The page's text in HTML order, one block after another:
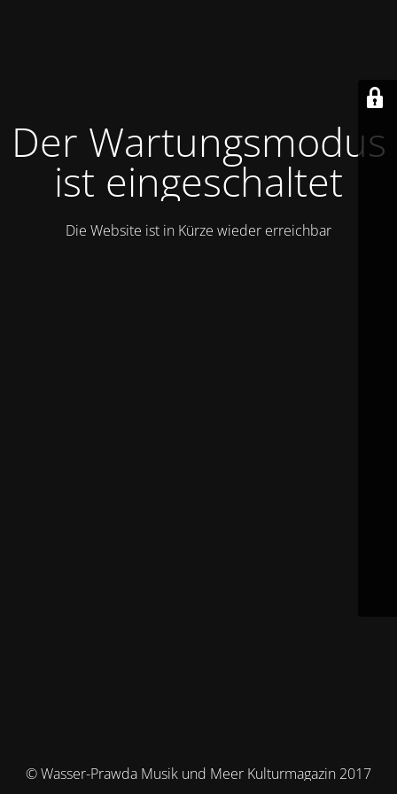
Der Wartungsmodus
ist eingeschaltet
Die Website ist in Kürze wieder erreichbar
© Wasser-Prawda Musik und Meer Kulturmagazin 2017